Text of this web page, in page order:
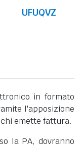
UFUQVZ
in formato
l'apposizione
emette fattura.
la PA, dovranno